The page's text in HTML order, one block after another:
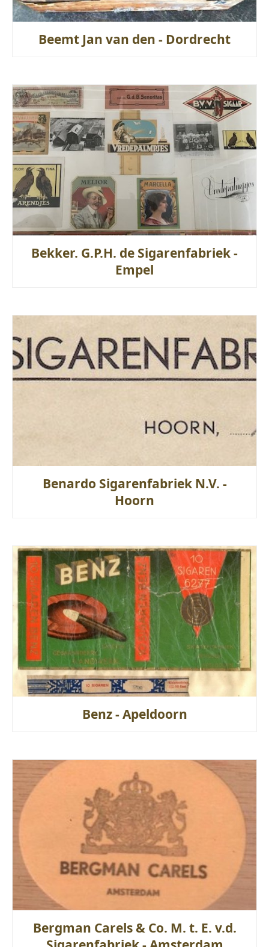
Beemt Jan van den - Dordrecht
Bekker. G.P.H. de Sigarenfabriek -
Empel
Benardo Sigarenfabriek N.V. -
Hoorn
Benz - Apeldoorn
Bergman Carels & Co. M. t. E. v.d.